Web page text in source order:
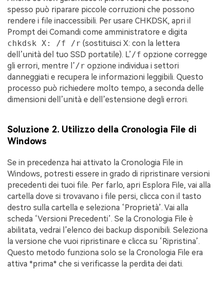
spesso può riparare piccole corruzioni che possono
rendere i file inaccessibili. Per usare CHKDSK, apri il
Prompt dei Comandi come amministratore e digita
chkdsk X: /f /r (sostituisci X: con la lettera
dell’unità del tuo SSD portatile). L’/f opzione corregge
gli errori, mentre l’/r opzione individua i settori
danneggiati e recupera le informazioni leggibili. Questo
processo può richiedere molto tempo, a seconda delle
dimensioni dell’unità e dell’estensione degli errori.
Soluzione 2. Utilizzo della Cronologia File di
Windows
Se in precedenza hai attivato la Cronologia File in
Windows, potresti essere in grado di ripristinare versioni
precedenti dei tuoi file. Per farlo, apri Esplora File, vai alla
cartella dove si trovavano i file persi, clicca con il tasto
destro sulla cartella e seleziona ‘Proprietà’. Vai alla
scheda ‘Versioni Precedenti’. Se la Cronologia File è
abilitata, vedrai l’elenco dei backup disponibili. Seleziona
la versione che vuoi ripristinare e clicca su ‘Ripristina’.
Questo metodo funziona solo se la Cronologia File era
attiva *prima* che si verificasse la perdita dei dati.